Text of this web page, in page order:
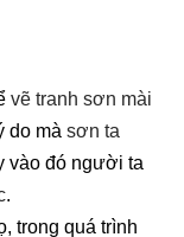
vẽ tranh sơn mài
do mà sơn ta
vào đó người ta
.
trong quá trình